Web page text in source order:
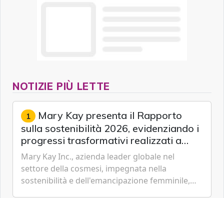
NOTIZIE PIÙ LETTE
1 Mary Kay presenta il Rapporto
sulla sostenibilità 2026, evidenziando i
progressi trasformativi realizzati a
livello globale nelle sfere sociale,
economica e ambientale
Mary Kay Inc., azienda leader globale nel
settore della cosmesi, impegnata nella
sostenibilità e dell'emancipazione femminile,